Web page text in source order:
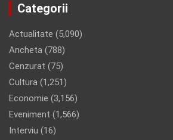
Categorii
Actualitate (5,090)
Ancheta (788)
Cenzurat (75)
Cultura (1,251)
Economie (3,156)
Eveniment (1,566)
Interviu (16)